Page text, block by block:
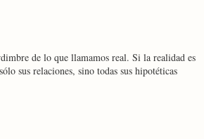
de lo que llamamos real. Si la realidad es
sus relaciones, sino todas sus hipotéticas